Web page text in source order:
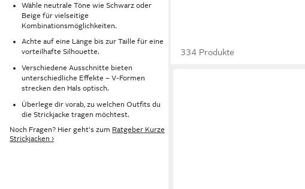
Wähle neutrale Töne wie Schwarz oder
Beige für vielseitige
Kombinationsmöglichkeiten.
Achte auf eine Länge bis zur Taille für eine
vorteilhafte Silhouette.
Verschiedene Ausschnitte bieten
unterschiedliche Effekte – V-Formen
strecken den Hals optisch.
Überlege dir vorab, zu welchen Outfits du
die Strickjacke tragen möchtest.
Noch Fragen? Hier geht's zum Ratgeber Kurze
Strickjacken ›
334 Produkte